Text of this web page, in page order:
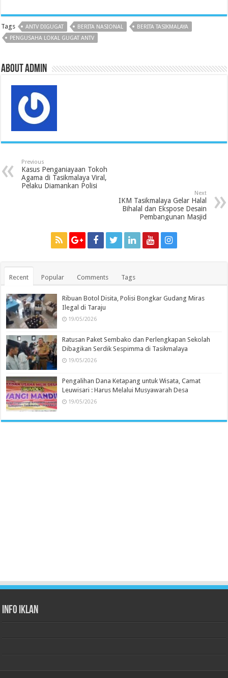
e
b
o
o
t
t
e
r
t
s
A
p
e
d
P
r
e
b
l
r
k
e
d
e
g
r
Tags ANTV DIGUGAT BERITA NASIONAL
BERITA TASIKMALAYA
PENGUSAHA LOKAL GUGAT ANTV
About admin
Previous
Kasus Penganiayaan Tokoh
Agama di Tasikmalaya Viral,
Pelaku Diamankan Polisi
Next
IKM Tasikmalaya Gelar Halal
Bihalal dan Ekspose Desain
Pembangunan Masjid
Recent Popular Comments Tags
Ribuan Botol Disita, Polisi Bongkar Gudang Miras
Ilegal di Taraju
19/05/2026
Ratusan Paket Sembako dan Perlengkapan Sekolah
Dibagikan Serdik Sespimma di Tasikmalaya
19/05/2026
Pengalihan Dana Ketapang untuk Wisata, Camat
Leuwisari : Harus Melalui Musyawarah Desa
19/05/2026
Info Iklan